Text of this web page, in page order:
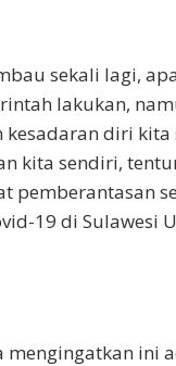
sekali lagi,
lakukan,
diri kita
kita sendiri,
pemberantasan
19 di Sulawesi
mengingatkan ini